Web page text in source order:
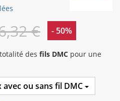
€ - 50%
des fils DMC pour une
ou sans fil DMC